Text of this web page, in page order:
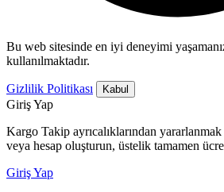
Bu web sitesinde en iyi deneyimi
kullanılmaktadır.
Gizlilik Politikası Kabul
Giriş Yap
Kargo Takip ayrıcalıklarından
veya hesap oluşturun, üstelik tamamen
Giriş Yap